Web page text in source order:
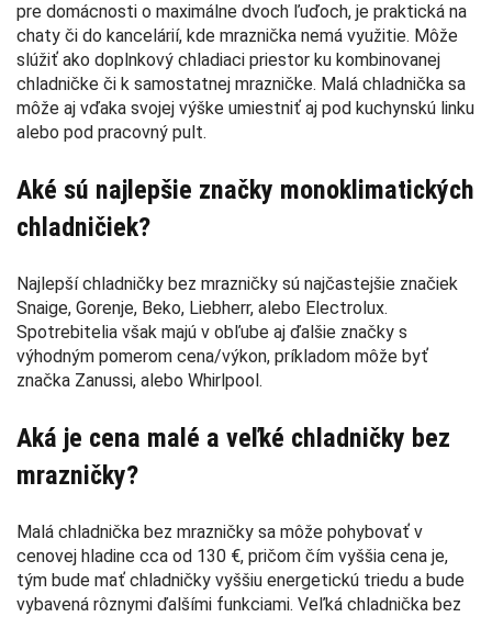
pre domácnosti o maximálne dvoch ľuďoch, je praktická na
chaty či do kancelárií, kde mraznička nemá využitie. Môže
slúžiť ako doplnkový chladiaci priestor ku kombinovanej
chladničke či k samostatnej mrazničke. Malá chladnička sa
môže aj vďaka svojej výške umiestniť aj pod kuchynskú linku
alebo pod pracovný pult.
Aké sú najlepšie značky monoklimatických
chladničiek?
Najlepší chladničky bez mrazničky sú najčastejšie značiek
Snaige, Gorenje, Beko, Liebherr, alebo Electrolux.
Spotrebitelia však majú v obľube aj ďalšie značky s
výhodným pomerom cena/výkon, príkladom môže byť
značka Zanussi, alebo Whirlpool.
Aká je cena malé a veľké chladničky bez
mrazničky?
Malá chladnička bez mrazničky sa môže pohybovať v
cenovej hladine cca od 130 €, pričom čím vyššia cena je,
tým bude mať chladničky vyššiu energetickú triedu a bude
vybavená rôznymi ďalšími funkciami. Veľká chladnička bez